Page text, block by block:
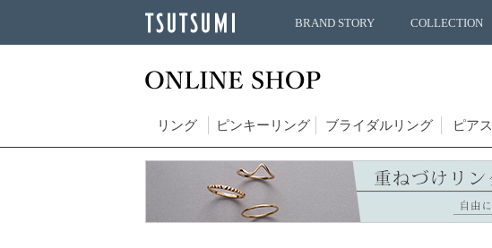
BRAND STORY COLLECTION
リング ピンキーリング ブライダルリング ピアス